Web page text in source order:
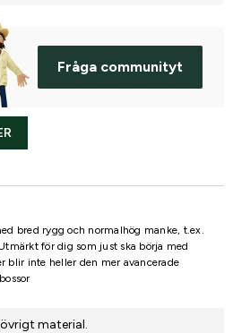
Fråga communityt
bred rygg och normalhög manke, t.ex.
för dig som just ska börja med
blir inte heller den mer avancerade
material.